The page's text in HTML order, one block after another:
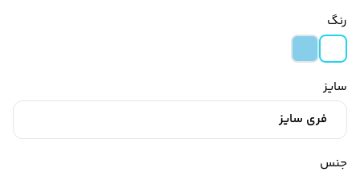
رنگ
سایز
فری سایز
جنس